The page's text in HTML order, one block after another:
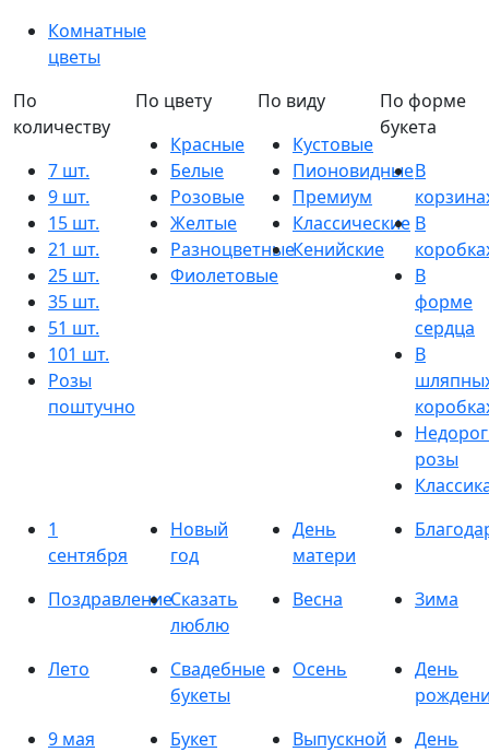
Комнатные
цветы
По
количеству
7 шт.
9 шт.
15 шт.
21 шт.
25 шт.
35 шт.
51 шт.
101 шт.
Розы
поштучно
По цвету
Красные
Белые
Розовые
Желтые
Разноцветные
Фиолетовые
По виду
Кустовые
Пионовидные
Премиум
Классические
Кенийские
По форме
букета
В
В
В
форме
сердца
В
розы
1
сентября
Новый
год
День
матери
ПоздравлениеСказать
люблю
Весна Зима
Лето
Свадебные
букеты
Осень
День
9 мая
Букет
Выпускной
День